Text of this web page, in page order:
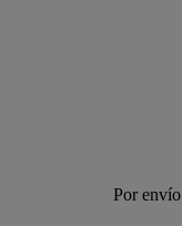
Por envío